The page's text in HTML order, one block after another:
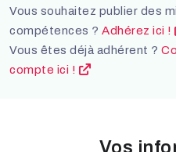
Vous souhaitez publier des
compétences ? Adhérez ici !
Vous êtes déjà adhérent ?
compte ici !
Vos